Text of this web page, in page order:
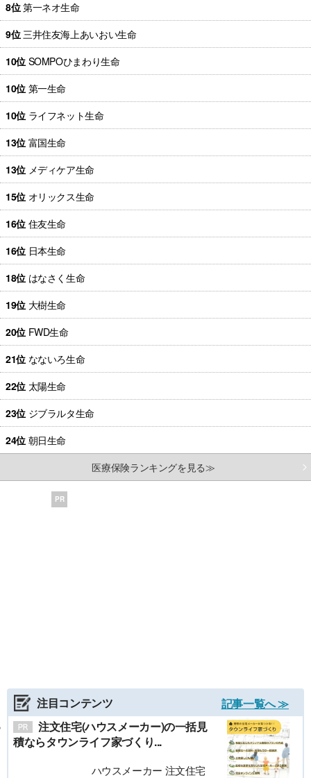
8位第一ネオ生命
9位 三井住友海上あいおい生命
10位 SOMPOひまわり生命
10位 第一生命
10位 ライフネット生命
13位 富国生命
13位 メディケア生命
15位 オリックス生命
16位 住友生命
16位 日本生命
18位 はなさく生命
19位 大樹生命
20位 FWD生命
21位 なないろ生命
22位 太陽生命
23位 ジブラルタ生命
24位 朝日生命
医療保険ランキングを見る≫
PR
注目コンテンツ
記事一覧へ ≫
注文住宅(ハウスメーカー)の一括見
積ならタウンライフ家づくり...
ハウスメーカー 注文住宅